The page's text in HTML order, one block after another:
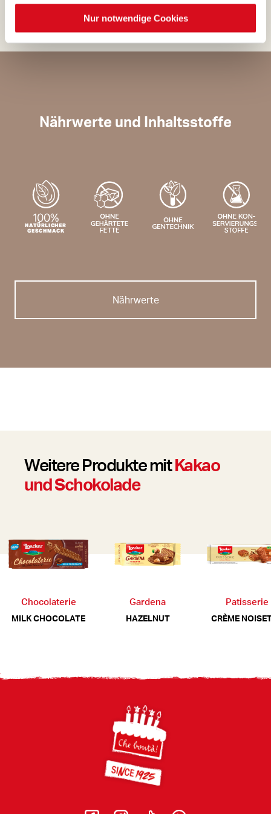
Nur notwendige Cookies
Nährwerte und Inhaltsstoffe
Nährwerte
Weitere Produkte mitKakao
und Schokolade
Chocolaterie
MILK CHOCOLATE
Gardena
HAZELNUT
Patisserie
CRÈME